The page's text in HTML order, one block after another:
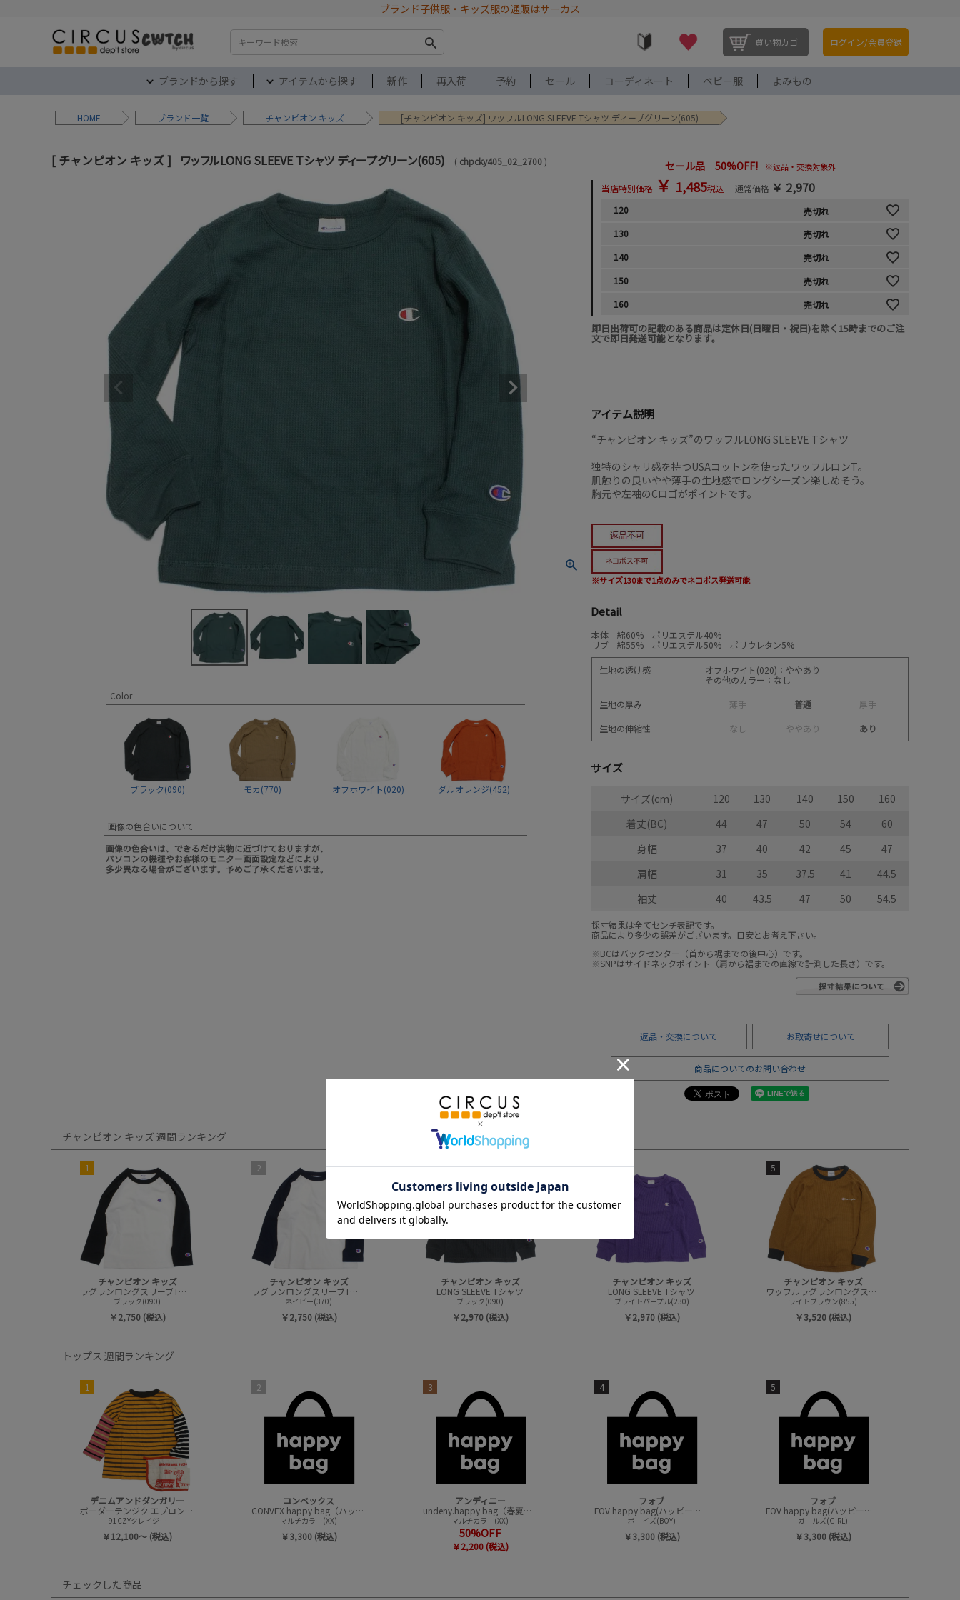
ブランド子供服・キッズ服の通販はサーカス
検索 買い物カゴ ログイン/会員登録
ブランドから探す アイテムから探す 新作 再入荷 予約 セール コーディネート ベビー服 よみもの
HOME ブランド チャンピオン キッズ [チャンピオン キッズ] ワッフルLONG SLEEVE Tシャツ ディープグリーン(605)
チャンピオン キッズ ワッフルLONG SLEEVE Tシャツ ディープグリーン(605) chpcky405_02_2700
Color
ブラック(090) モカ(770) オフホワイト(020) ダルオレンジ(452)
画像の色合いについて
セール品 50%OFF! ※返品・交換対象外
当店特別価格 ￥ 1,485税込 通常価格 ￥ 2,970
120
売切れ
130
売切れ
140
売切れ
150
売切れ
160
売切れ
即日出荷可の記載のある商品は定休日(日曜日・祝日)を除く15時までのご注
文で即日発送可能となります。
アイテム説明
“チャンピオン キッズ”のワッフルLONG SLEEVE Tシャツ
独特のシャリ感を持つUSAコットンを使ったワッフルロンT。
肌触りの良いやや薄手の生地感でロングシーズン楽しめそう。
胸元や左袖のCロゴがポイントです。
※サイズ130まで1点のみでネコポス発送可能
Detail
本体 綿60% ポリエステル40%
リブ 綿55% ポリエステル50% ポリウレタン5%
生地の透け感
オフホワイト(020)：ややあり
その他のカラー：なし
生地の厚み
薄手 普通 厚手
生地の伸縮性
な し ややあ り あり
サイズ
サイズ(cm) 120 130 140 150
160
着丈(BC)
44 47 50 54
60
身幅
37 40 42 45
47
肩幅
31 35 37.5 41
44.5
袖丈
40 43.5 47 50 54.5
採寸結果は全てセンチ表記です。
商品により多少の誤差がございます。目安とお考え下さい。
※BCはバックセンター（首から裾までの後中心）です。
※SNPはサイドネックポイント（肩から裾までの直線で計測した長さ）です。
返品・交換について お取寄せについて
商品についてのお問い合わせ
チャンピオン キッズ 週間ランキング
1
チャンピオン キッズ
ラグランロングスリーブTシャツ
ブラック(090)
￥2,750 (税込)
2
チャンピオン キッズ
ラグランロングスリーブTシャツ
ネイビー(370)
￥2,750 (税込)
3
チャンピオン キッズ
LONG SLEEVE Tシャツ
ブラック(090)
￥2,970 (税込)
4
チャンピオン キッズ
LONG SLEEVE Tシャツ
ブライトパープル(230)
￥2,970 (税込)
5
チャンピオン キッズ
ワッフルラグランロングスリーブTシャツ
ライトブラウン(855)
￥3,520 (税込)
トップス 週間ランキング
1
デニムアンドダンガリー
ボーダーテンジク エプロンツキ L/S TEE(8分袖)
91CZYクレイジー
￥12,100～ (税込)
2
コンベックス
CONVEX happy bag（ハッピーバック）
マルチカラー(XX)
￥3,300 (税込)
3
アンディニー
undeny.happy bag（春夏アイテムハッピーバック）
マルチカラー(XX)
50%OFF
￥2,200 (税込)
4
フォブ
FOV happy bag(ハッピーバック/トップスセット)
ボーイズ(BOY)
￥3,300 (税込)
5
フォブ
FOV happy bag(ハッピーバック/トップスセット)
ガールズ(GIRL)
￥3,300 (税込)
チェックした商品